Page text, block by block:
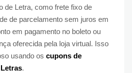
de Letra, como frete fixo de
de parcelamento sem juros em
em pagamento no boleto ou
oferecida pela loja virtual. Isso
usando os cupons de
.